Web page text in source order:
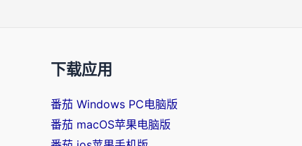
下载应用
番茄 Windows PC电脑版
番茄 macOS苹果电脑版